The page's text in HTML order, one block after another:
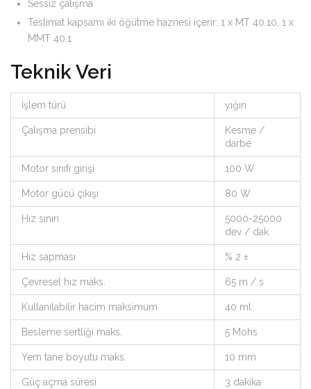
Sessiz çalışma
Teslimat kapsamı iki öğütme haznesi içerir: 1 x MT 40.10, 1 x
MMT 40.1
Teknik Veri
İşlem türü yığın
Çalışma prensibi
Kesme /
darbe
Motor sınıfı girişi 100 W
Motor gücü çıkışı 80 W
Hız sınırı
5000-25000
dev / dak
Hız sapması % 2 ±
Çevresel hız maks. 65 m / s
Kullanılabilir hacim maksimum 40 ml
Besleme sertliği maks. 5 Mohs
Yem tane boyutu maks. 10 mm
Güç açma süresi 3 dakika